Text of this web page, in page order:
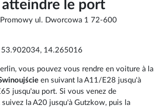
le port
Promowy ul. Dworcowa 1 72-600
53.902034, 14.265016
vous pouvez vous rendre en voiture à la
en suivant la A11/E28 jusqu'à
jusqu'au port. Si vous venez de
la A20 jusqu'à Gutzkow, puis la